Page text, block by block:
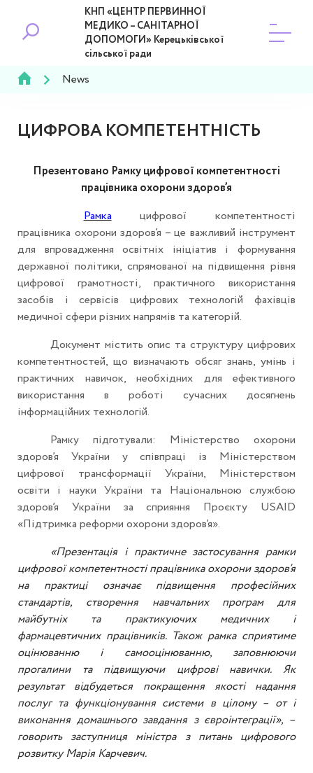
КНП «ЦЕНТР ПЕРВИННОЇ
МЕДИКО – САНІТАРНОЇ
ДОПОМОГИ» Керецьківської
сільської ради
News
ЦИФРОВА КОМПЕТЕНТНІСТЬ
Презентовано Рамку цифрової компетентності
працівника охорони здоров’я
Рамкацифрової компетентності
працівника охорони здоров’я – це важливий інструмент
для впровадження освітніх ініціатив і формування
державної політики, спрямованої на підвищення рівня
цифрової грамотності, практичного використання
засобів і сервісів цифрових технологій фахівців
медичної сфери різних напрямів та категорій.
Документ містить опис та структуру цифрових
компетентностей, що визначають обсяг знань, умінь і
практичних навичок, необхідних для ефективного
використання в роботі сучасних досягнень
інформаційних технологій.
Рамку підготували: Міністерство охорони
здоров’я України у співпраці із Міністерством
цифрової трансформації України, Міністерством
освіти і науки України та Національною службою
здоров’я України за сприяння Проєкту USAID
«Підтримка реформи охорони здоров’я».
«Презентація і практичне застосування рамки
цифрової компетентності працівника охорони здоров’я
на практиці означає підвищення професійних
стандартів, створення навчальних програм для
майбутніх та практикуючих медичних і
фармацевтичних працівників. Також рамка сприятиме
оцінюванню і самооцінюванню, заповнюючи
прогалини та підвищуючи цифрові навички. Як
результат відбудеться покращення якості надання
послуг та функціонування системи в цілому – от і
виконання домашнього завдання з євроінтеграції», –
говорить заступниця міністра з питань цифрового
розвитку Марія Карчевич.